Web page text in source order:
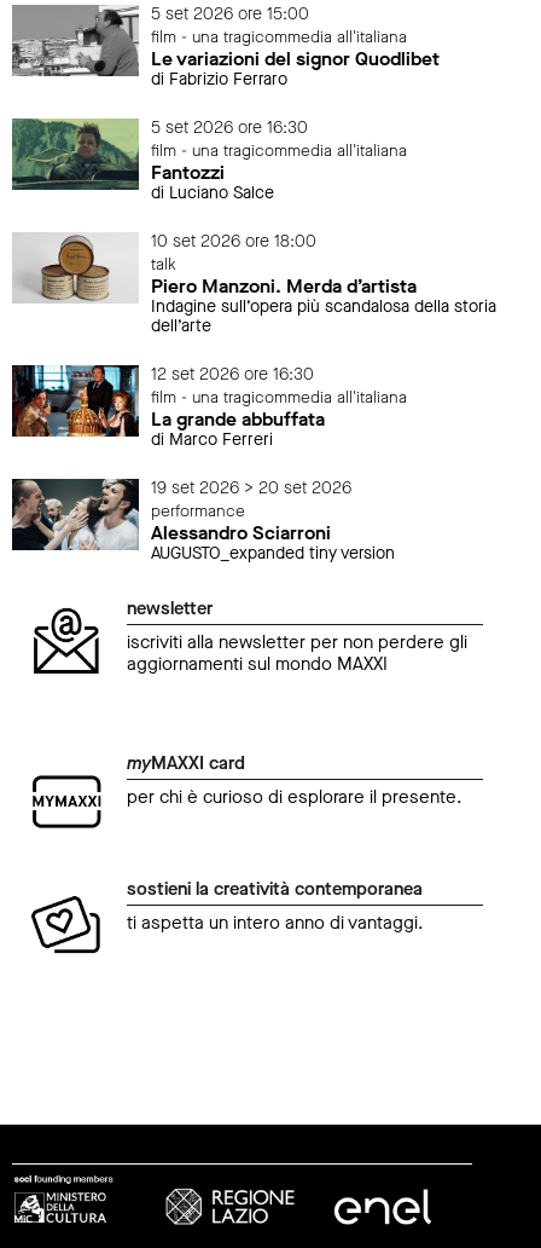
5 set 2026 ore 15:00
film - una tragicommedia all'italiana
Le variazioni del signor Quodlibet
di Fabrizio Ferraro
5 set 2026 ore 16:30
film - una tragicommedia all'italiana
Fantozzi
di Luciano Salce
10 set 2026 ore 18:00
talk
Piero Manzoni. Merda d’artista
Indagine sull’opera più scandalosa della storia
dell’arte
12 set 2026 ore 16:30
film - una tragicommedia all'italiana
La grande abbuffata
di Marco Ferreri
19 set 2026 > 20 set 2026
performance
Alessandro Sciarroni
AUGUSTO_expanded tiny version
newsletter
iscriviti alla newsletter per non perdere gli
aggiornamenti sul mondo MAXXI
myMAXXI card
per chi è curioso di esplorare il presente.
sostieni la creatività contemporanea
ti aspetta un intero anno di vantaggi.